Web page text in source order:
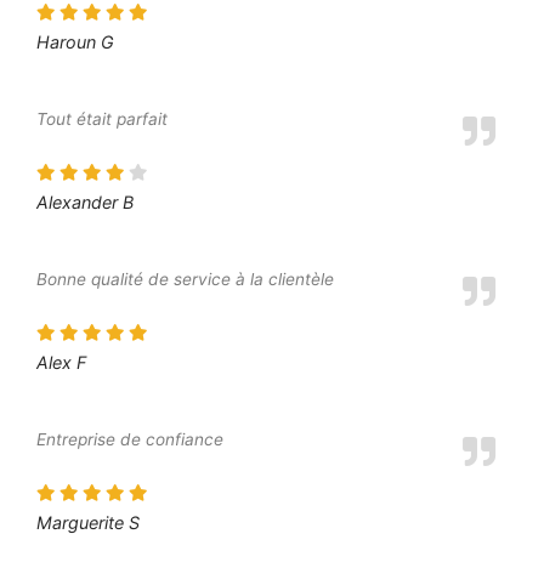
Haroun G
Tout était parfait
Alexander B
Bonne qualité de service à la clientèle
Alex F
Entreprise de confiance
Marguerite S